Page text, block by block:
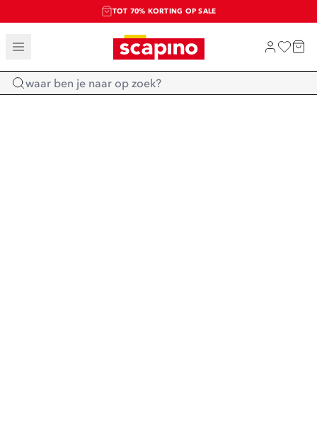
TOT 70% KORTING OP SALE
SALE: LAATSTE KANS!
SHOP NIEUW
Home